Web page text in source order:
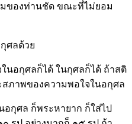
ของท่านชัด ขณะที่ไม่ยอม
ศลด้วย
นอกุศลก็ได้ ในกุศลก็ได้ ถ้าสติ
ภาพของความพอใจในอกุศล
อกุศล ก็พระหายาก ก็ใส่ไป